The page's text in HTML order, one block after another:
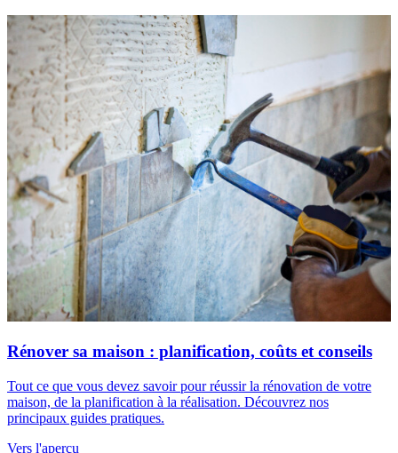
Rénover sa maison : planification, coûts et conseils
Tout ce que vous devez savoir pour réussir la rénovation de votre
maison, de la planification à la réalisation. Découvrez nos
principaux guides pratiques.
Vers l'aperçu